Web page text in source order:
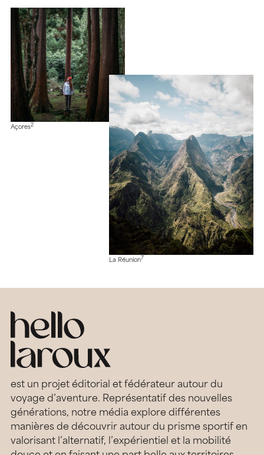
Açores2
La Réunion7
est un projet éditorial et fédérateur autour du
voyage d’aventure. Représentatif des nouvelles
générations, notre média explore différentes
manières de découvrir autour du prisme sportif en
valorisant l’alternatif, l’expérientiel et la mobilité